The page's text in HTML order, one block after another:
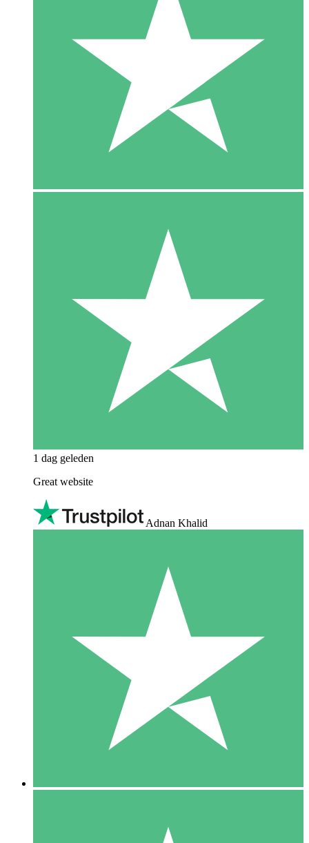
1 dag geleden
Great website
Adnan Khalid